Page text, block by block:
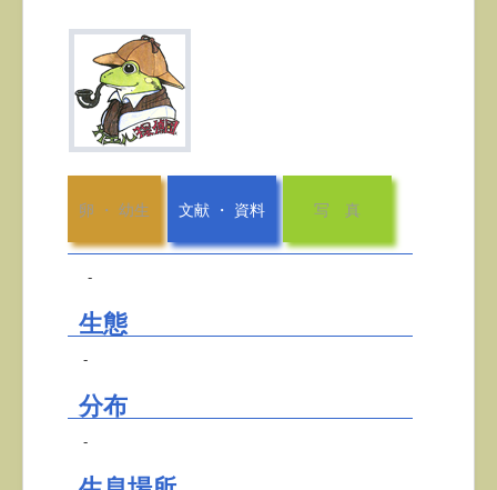
切
え
卵 ・ 幼生 文献 ・ 資料 写 真
-
生態
-
分布
-